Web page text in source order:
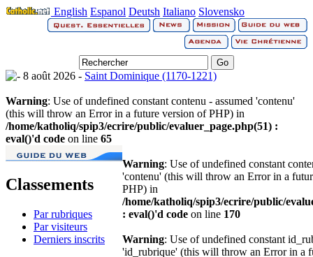
English Espanol Deutsh Italiano Slovensko
8 août 2026 - Saint Dominique (1170-1221)
Warning: Use of undefined constant contenu - assumed 'contenu'
(this will throw an Error in a future version of PHP) in
/home/katholiq/spip3/ecrire/public/evaluer_page.php(51) :
eval()'d code on line 65
Classements
Par rubriques
Par visiteurs
Derniers inscrits
Warning: Use of undefined constant
'contenu' (this will throw an Error in a
PHP) in
/home/katholiq/spip3/ecrire/public/
: eval()'d code on line 170
Warning: Use of undefined constant
'id_rubrique' (this will throw an Error in a